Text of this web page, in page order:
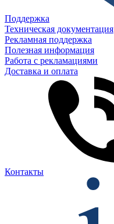
Поддержка
Техническая документация
Рекламная поддержка
Полезная информация
Работа с рекламациями
Доставка и оплата
Контакты